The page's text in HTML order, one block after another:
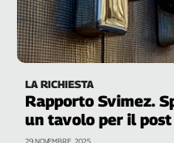
LA RICHIESTA
Rapporto Svimez.
un tavolo per il
29 NOVEMBRE, 2025